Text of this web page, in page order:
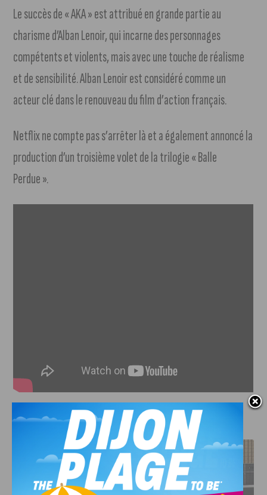
Le succès de « AKA » est attribué en grande partie au
charisme d’Alban Lenoir, qui incarne des personnages
compétents et violents, mais avec une touche de réalisme
et de sensibilité. Alban Lenoir est considéré comme un
acteur clé dans le renouveau du film d’action français.
Netflix ne compte pas s’arrêter là et a également annoncé la
production d’un troisième volet de la trilogie « Balle
Perdue ».
J'AIME LE DFCO